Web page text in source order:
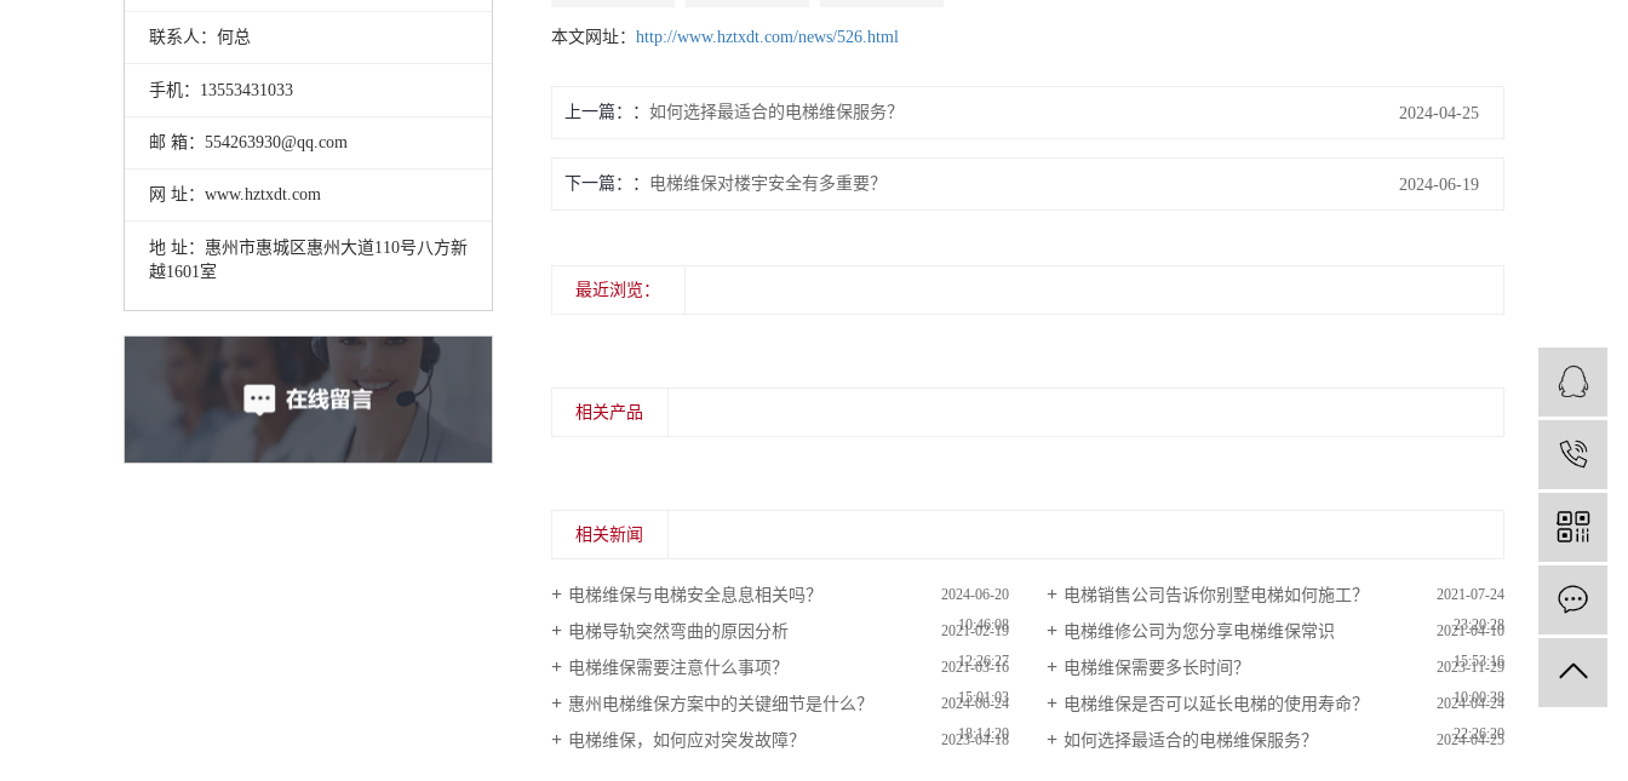
联系人：何总
手机：13553431033
邮 箱：554263930@qq.com
网 址：www.hztxdt.com
地 址：惠州市惠城区惠州大道110号八方新
越1601室
本文网址： http://www.hztxdt.com/news/526.html
上一篇： 如何选择最适合的电梯维保服务？ 2024-04-25
下一篇： 电梯维保对楼宇安全有多重要？ 2024-06-19
最近浏览：
相关产品
相关新闻
电梯维保与电梯安全息息相关吗？
2024-06-20
10:46:08
电梯销售公司告诉你别墅电梯如何施工？
2021-07-24
23:20:28
电梯导轨突然弯曲的原因分析
2021-02-19
12:26:27
电梯维修公司为您分享电梯维保常识
2021-04-10
15:53:16
电梯维保需要注意什么事项？
2021-03-16
15:01:03
电梯维保需要多长时间？
2023-11-29
10:00:38
惠州电梯维保方案中的关键细节是什么？
2024-06-24
18:14:20
电梯维保是否可以延长电梯的使用寿命？
2024-04-24
22:26:20
电梯维保，如何应对突发故障？
2023-04-18
如何选择最适合的电梯维保服务？
2024-04-25